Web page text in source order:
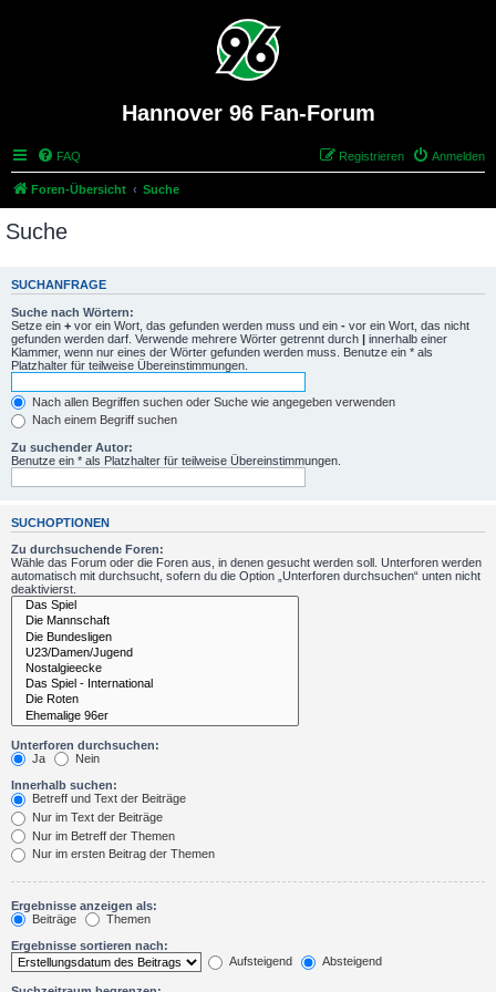
Hannover 96 Fan-Forum
FAQ Anmelden
Registrieren
Foren-Übersicht Suche
Suche
SUCHANFRAGE
Suche nach Wörtern:
Setze ein + vor ein Wort, das gefunden werden muss und ein - vor ein Wort, das nicht
gefunden werden darf. Verwende mehrere Wörter getrennt durch | innerhalb einer
Klammer, wenn nur eines der Wörter gefunden werden muss. Benutze ein * als
Platzhalter für teilweise Übereinstimmungen.
Nach allen Begriffen suchen oder Suche wie angegeben verwenden
Nach einem Begriff suchen
Zu suchender Autor:
Benutze ein * als Platzhalter für teilweise Übereinstimmungen.
SUCHOPTIONEN
Zu durchsuchende Foren:
Wähle das Forum oder die Foren aus, in denen gesucht werden soll. Unterforen werden
automatisch mit durchsucht, sofern du die Option „Unterforen durchsuchen“ unten nicht
deaktivierst.
Unterforen durchsuchen:
Ja
Nein
Innerhalb suchen:
Betreff und Text der Beiträge
Nur im Text der Beiträge
Nur im Betreff der Themen
Nur im ersten Beitrag der Themen
Ergebnisse anzeigen als:
Beiträge
Themen
Ergebnisse sortieren nach:
Aufsteigend
Absteigend